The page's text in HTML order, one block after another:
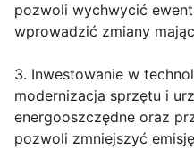
pozwoli wychwycić
wprowadzić zmiany
3. Inwestowanie w
modernizacja sprzętu i
energooszczędne oraz
pozwoli zmniejszyć